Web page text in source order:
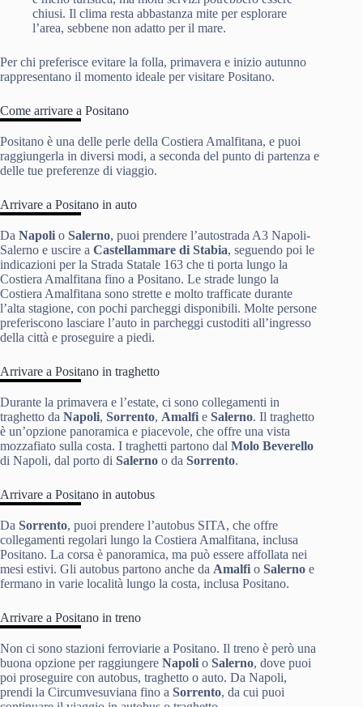
chiusi. Il clima resta abbastanza mite per esplorare
l’area, sebbene non adatto per il mare.
Per chi preferisce evitare la folla, primavera e inizio autunno
rappresentano il momento ideale per visitare Positano.
Come arrivare a Positano
Positano è una delle perle della Costiera Amalfitana, e puoi
raggiungerla in diversi modi, a seconda del punto di partenza e
delle tue preferenze di viaggio.
Arrivare a Positano in auto
Da Napoli o Salerno, puoi prendere l’autostrada A3 Napoli-
Salerno e uscire a Castellammare di Stabia, seguendo poi le
indicazioni per la Strada Statale 163 che ti porta lungo la
Costiera Amalfitana fino a Positano. Le strade lungo la
Costiera Amalfitana sono strette e molto trafficate durante
l’alta stagione, con pochi parcheggi disponibili. Molte persone
preferiscono lasciare l’auto in parcheggi custoditi all’ingresso
della città e proseguire a piedi.
Arrivare a Positano in traghetto
Durante la primavera e l’estate, ci sono collegamenti in
traghetto da Napoli, Sorrento, Amalfi e Salerno. Il traghetto
è un’opzione panoramica e piacevole, che offre una vista
mozzafiato sulla costa. I traghetti partono dal Molo Beverello
di Napoli, dal porto di Salerno o da Sorrento.
Arrivare a Positano in autobus
Da Sorrento, puoi prendere l’autobus SITA, che offre
collegamenti regolari lungo la Costiera Amalfitana, inclusa
Positano. La corsa è panoramica, ma può essere affollata nei
mesi estivi. Gli autobus partono anche da Amalfi o Salerno e
fermano in varie località lungo la costa, inclusa Positano.
Arrivare a Positano in treno
Non ci sono stazioni ferroviarie a Positano. Il treno è però una
buona opzione per raggiungere Napoli o Salerno, dove puoi
poi proseguire con autobus, traghetto o auto. Da Napoli,
prendi la Circumvesuviana fino a Sorrento, da cui puoi